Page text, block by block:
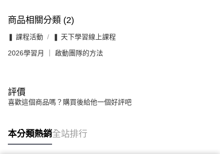
商品相關分類 (2)
❚ 課程活動 ❚ 天下學習線上課程
2026學習月 ｜ 啟動團隊的方法
評價
喜歡這個商品嗎？購買後給他一個好評吧
本分類熱銷全站排行